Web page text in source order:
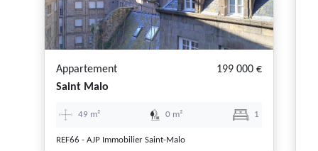
Appartement
199 000 €
Saint Malo
49 m² 0 m² 1
REF66 - AJP Immobilier Saint-Malo